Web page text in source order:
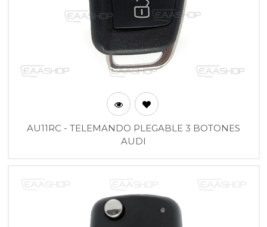
AU11RC - TELEMANDO PLEGABLE 3 BOTONES
AUDI